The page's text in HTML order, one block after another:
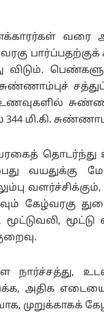
வரை
விடும்.
சுண்ணாம்புச்
344 மி.கி.
வயதுக்கு
கேழ்வரகு
நார்ச்சத்து,
அதிக
முறுக்காகக்